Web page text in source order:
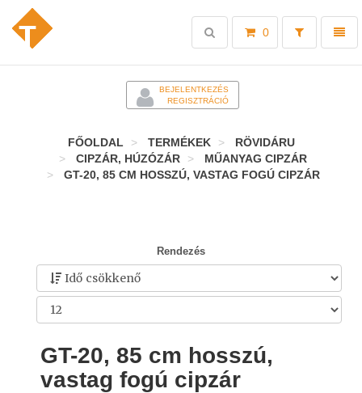
Toggle
0
Toggle
search
BEJELENTKEZÉS
REGISZTRÁCIÓ
FŐOLDAL TERMÉKEK
RÖVIDÁRU
CIPZÁR, HÚZÓZÁR
MŰANYAG CIPZÁR
GT-20, 85 CM HOSSZÚ, VASTAG FOGÚ CIPZÁR
Rendezés
GT-20, 85 cm hosszú,
vastag fogú cipzár